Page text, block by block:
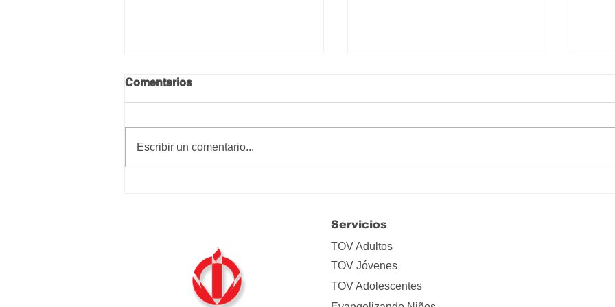
Comentarios
Escribir un comentario...
Servicios
TOV Adultos
TOV Jóvenes
TOV Adolescentes